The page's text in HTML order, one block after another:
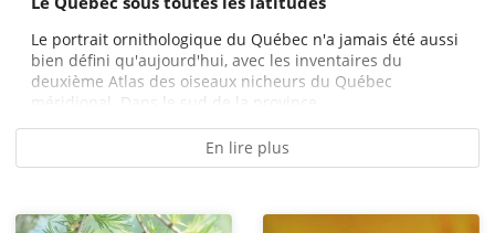
Le portrait ornithologique du Québec n'a jamais été aussi
bien défini qu'aujourd'hui, avec les inventaires du
deuxième Atlas des oiseaux nicheurs du Québec
méridional. Dans le sud de la province,...
En lire plus